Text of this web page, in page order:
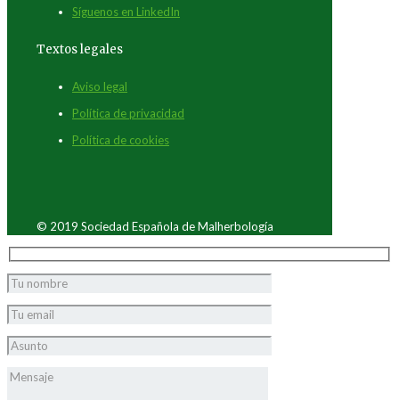
Síguenos en LinkedIn
Textos legales
Aviso legal
Política de privacidad
Política de cookies
© 2019 Sociedad Española de Malherbología